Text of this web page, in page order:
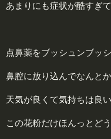
あまりにも症状が酷すぎ
点鼻薬をブッシュンブッ
鼻腔に放り込んでなんと
天気が良くて気持ちは良
この花粉だけほんっとど